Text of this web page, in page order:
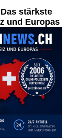
stärkste
und Europas